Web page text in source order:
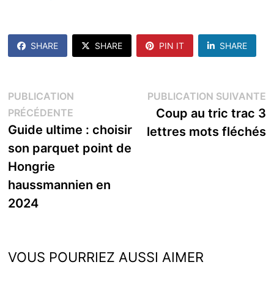
SHARE SHARE PIN IT SHARE
Navigation
de
l’article
PUBLICATION
PRÉCÉDENTEPublication
précédente :
Guide ultime : choisir
son parquet point de
Hongrie
haussmannien en
2024
PUBLICATION SUIVANTE
Coup au tric trac 3
lettres mots fléchés
VOUS POURRIEZ AUSSI AIMER